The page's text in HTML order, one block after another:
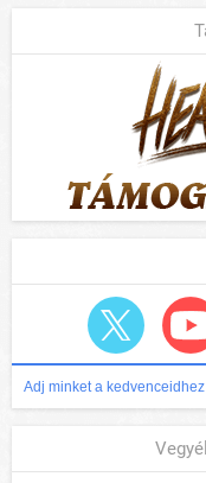
Adj minket a kedvenceidhez